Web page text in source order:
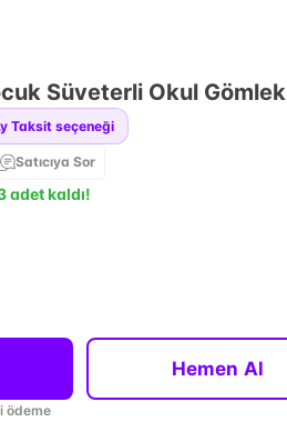
Süveterli Okul Gömlek
Taksit seçeneği
Satıcıya Sor
adet kaldı!
Hemen Al
ödeme